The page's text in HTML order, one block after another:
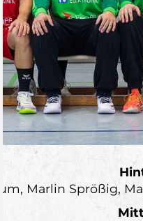
Marlin Sprößig,